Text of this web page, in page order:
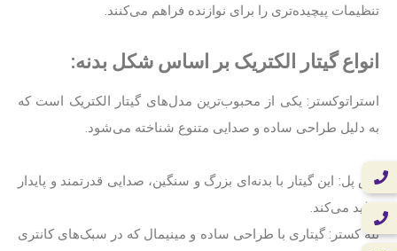
تنظیمات پیچیده‌تری را برای نوازنده فراهم می‌کنند.
انواع گیتار الکتریک بر اساس شکل بدنه:
استراتوکستر: یکی از محبوب‌ترین مدل‌های گیتار الکتریک است که
به دلیل طراحی ساده و صدایی متنوع شناخته می‌شود.
لس پل: این گیتار با بدنه‌ای بزرگ و سنگین، صدایی قدرتمند و پایدار
تولید می‌کند.
تله کستر: گیتاری با طراحی ساده و مینیمال که در سبک‌های کانتری